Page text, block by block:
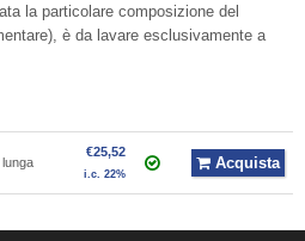
la particolare composizione del
è da lavare esclusivamente a
€25,52
i.c. 22%
Acquista